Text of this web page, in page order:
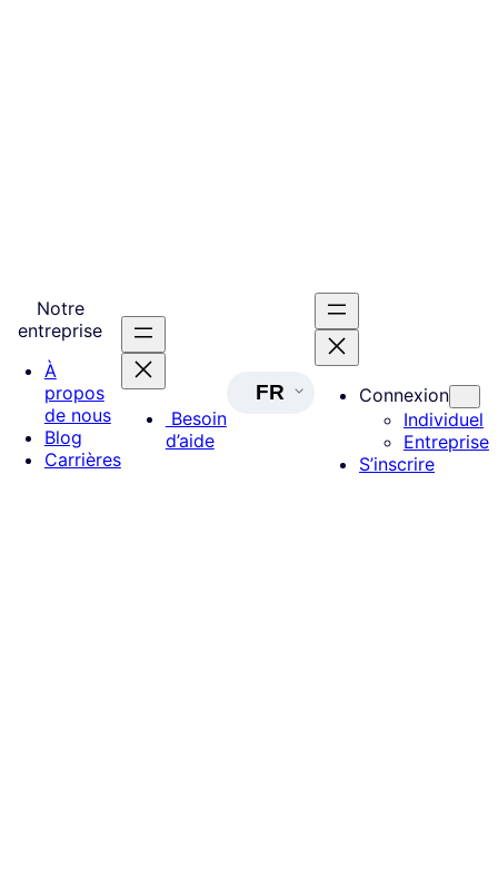
Notre
entreprise
À
propos
de nous
Blog
Carrières
Besoin
d’aide
FR
Connexion
Individuel
Entreprise
S’inscrire